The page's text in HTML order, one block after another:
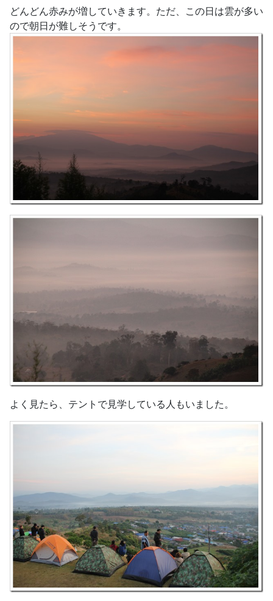
どんどん赤みが増していきます。ただ、この日は雲が多い
ので朝日が難しそうです。
よく見たら、テントで見学している人もいました。